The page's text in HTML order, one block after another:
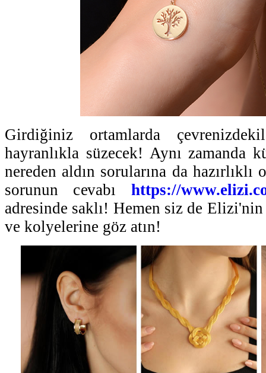
Girdiğiniz ortamlarda
hayranlıkla süzecek! Aynı zamanda
nereden aldın sorularına da
sorunun cevabı https://
adresinde saklı! Hemen siz de
ve kolyelerine göz atın!